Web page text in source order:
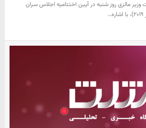
وزیر مالزی روز شنبه در آیین اختتامیه اجلاس سران